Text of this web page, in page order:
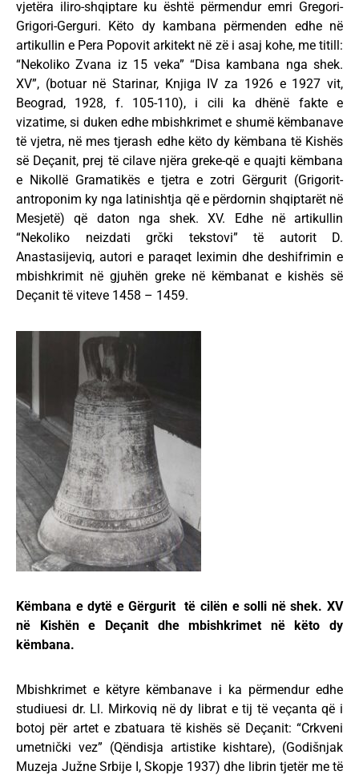
vjetëra iliro-shqiptare ku është përmendur emri Gregori-
Grigori-Gerguri. Këto dy kambana përmenden edhe në
artikullin e Pera Popovit arkitekt në zë i asaj kohe, me titill:
“Nekoliko Zvana iz 15 veka” “Disa kambana nga shek.
XV”, (botuar në Starinar, Knjiga IV za 1926 e 1927 vit,
Beograd, 1928, f. 105-110), i cili ka dhënë fakte e
vizatime, si duken edhe mbishkrimet e shumë këmbanave
të vjetra, në mes tjerash edhe këto dy këmbana të Kishës
së Deçanit, prej të cilave njëra greke-që e quajti këmbana
e Nikollë Gramatikës e tjetra e zotri Gërgurit (Grigorit-
antroponim ky nga latinishtja që e përdornin shqiptarët në
Mesjetë) që daton nga shek. XV. Edhe në artikullin
“Nekoliko neizdati grčki tekstovi” të autorit D.
Anastasijeviq, autori e paraqet leximin dhe deshifrimin e
mbishkrimit në gjuhën greke në këmbanat e kishës së
Deçanit të viteve 1458 – 1459.
Këmbana e dytë e Gërgurit të cilën e solli në shek. XV
në Kishën e Deçanit dhe mbishkrimet në këto dy
këmbana.
Mbishkrimet e këtyre këmbanave i ka përmendur edhe
studiuesi dr. Ll. Mirkoviq në dy librat e tij të veçanta që i
botoj për artet e zbatuara të kishës së Deçanit: “Crkveni
umetnički vez” (Qëndisja artistike kishtare), (Godišnjak
Muzeja Južne Srbije I, Skopje 1937) dhe librin tjetër me të